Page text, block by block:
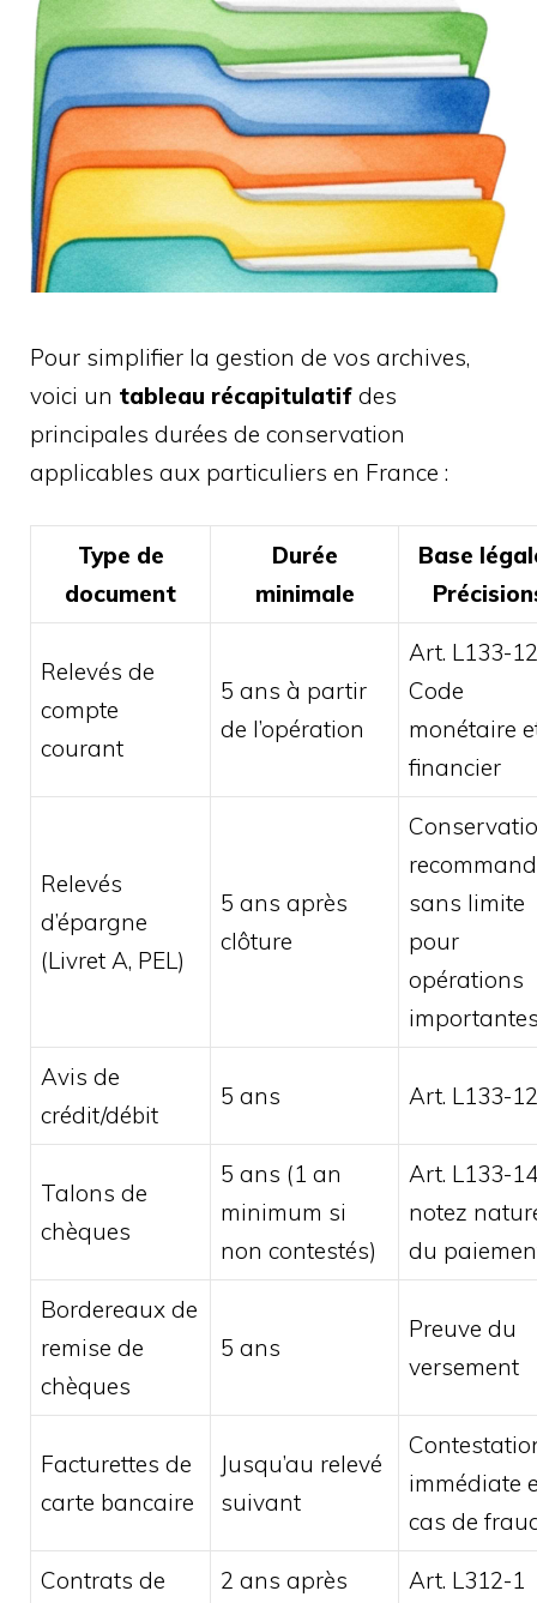
Pour simplifier la gestion de vos archives,
voici un tableau récapitulatif des
principales durées de conservation
applicables aux particuliers en France :
Type de
document
Durée
minimale
Base
Relevés de
compte
courant
5 ans à partir
de l’opération
Art. L133-12
Code
monétaire
financier
Relevés
d’épargne
(Livret A, PEL)
5 ans après
clôture
sans limite
pour
opérations
Avis de
crédit/débit
5 ans Art. L133-12
Talons de
chèques
5 ans (1 an
minimum si
non contestés)
Art. L133-
notez
du
Bordereaux de
remise de
chèques
5 ans
Preuve du
versement
Facturettes de
carte bancaire
Jusqu’au relevé
suivant
immédiate
cas de
Contrats de
2 ans après
Art. L312-1